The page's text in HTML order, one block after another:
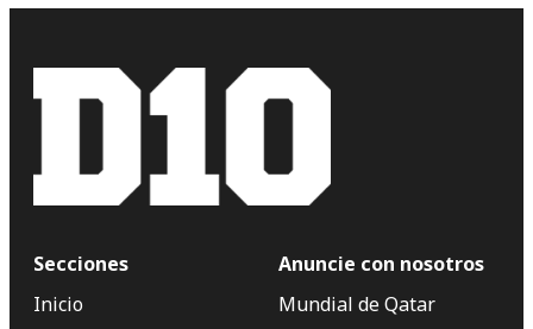
Secciones
Inicio
Anuncie con nosotros
Mundial de Qatar